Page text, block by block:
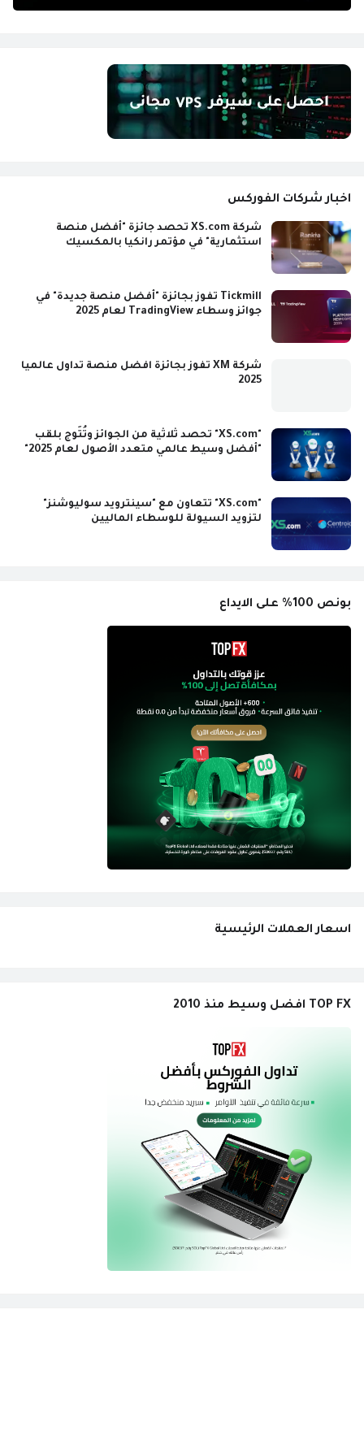
اخبار شركات الفوركس
شركة XS.com تحصد جائزة "أفضل منصة
استثمارية" في مؤتمر رانكيا بالمكسيك
Tickmill تفوز بجائزة "أفضل منصة جديدة" في
جوائز وسطاء TradingView لعام 2025
شركة XM تفوز بجائزة افضل منصة تداول عالميا
2025
"XS.com" تحصد ثلاثية من الجوائز وتُتَوج بلقب
"أفضل وسيط عالمي متعدد الأصول لعام 2025"
"XS.com" تتعاون مع "سينترويد سوليوشنز"
لتزويد السيولة للوسطاء الماليين
بونص 100% على الايداع
اسعار العملات الرئيسية
TOP FX افضل وسيط منذ 2010